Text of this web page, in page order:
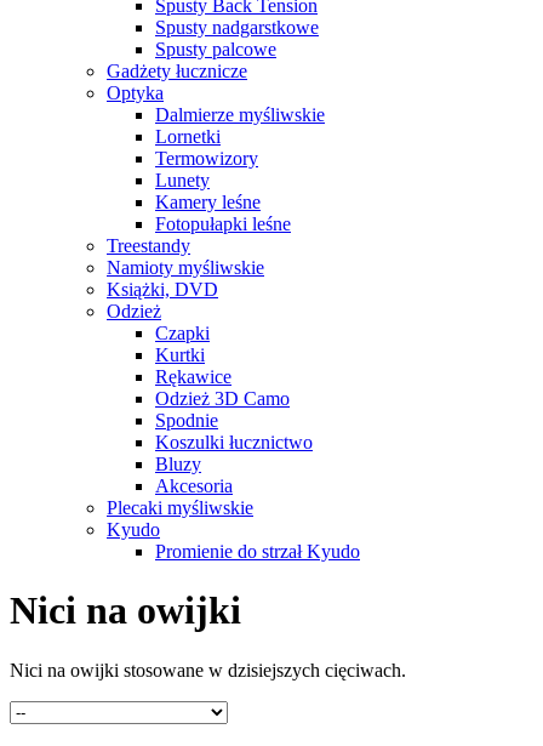
Spusty Back Tension
Spusty nadgarstkowe
Spusty palcowe
Gadżety łucznicze
Optyka
Dalmierze myśliwskie
Lornetki
Termowizory
Lunety
Kamery leśne
Fotopułapki leśne
Treestandy
Namioty myśliwskie
Książki, DVD
Odzież
Czapki
Kurtki
Rękawice
Odzież 3D Camo
Spodnie
Koszulki łucznictwo
Bluzy
Akcesoria
Plecaki myśliwskie
Kyudo
Promienie do strzał Kyudo
Nici na owijki
Nici na owijki stosowane w dzisiejszych cięciwach.